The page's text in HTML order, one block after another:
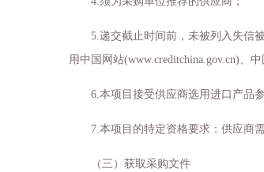
5.递交截止时间前，未被列入失信
用中国网站(www.creditchina.gov.cn)、
6.本项目接受供应商选用进口产品
7.本项目的特定资格要求：供应商
（三）获取采购文件